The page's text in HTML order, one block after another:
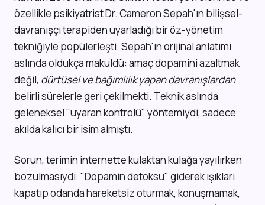
özellikle psikiyatrist Dr. Cameron Sepah'ın bilişsel-
davranışçı terapiden uyarladığı bir öz-yönetim
tekniğiyle popülerleşti. Sepah'ın orijinal anlatımı
aslında oldukça makuldü: amaç dopamini azaltmak
değil, dürtüsel ve bağımlılık yapan davranışlardan
belirli sürelerle geri çekilmekti. Teknik aslında
geleneksel "uyaran kontrolü" yöntemiydi, sadece
akılda kalıcı bir isim almıştı.
Sorun, terimin internette kulaktan kulağa yayılırken
bozulmasıydı. "Dopamin detoksu" giderek ışıkları
kapatıp odanda hareketsiz oturmak, konuşmamak,